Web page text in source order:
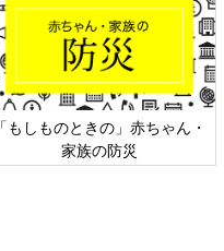
「もしものときの」赤ちゃん・
家族の防災